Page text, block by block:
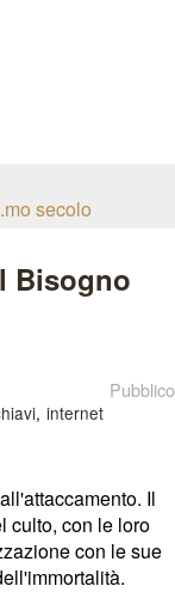
secolo
Bisogno
Pubblico
internet
Il
culto, con le loro
con le sue